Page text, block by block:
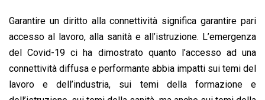
Garantire un diritto alla connettività significa garantire pari
accesso al lavoro, alla sanità e all’istruzione. L’emergenza
del Covid-19 ci ha dimostrato quanto l’accesso ad una
connettività diffusa e performante abbia impatti sui temi del
lavoro e dell’industria, sui temi della formazione e